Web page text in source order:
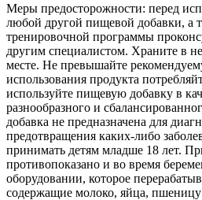
Меры предосторожности: перед
любой другой пищевой добавки, а
тренировочной программы
другим специалистом. Храните в
месте. Не превышайте
использования продукта
используйте пищевую добавку в
разнообразного и
добавка не предназначена для
предотвращения каких-либо
принимать детям младше 18 лет.
противопоказано и во время
оборудовании, которое
содержащие молоко, яйца,